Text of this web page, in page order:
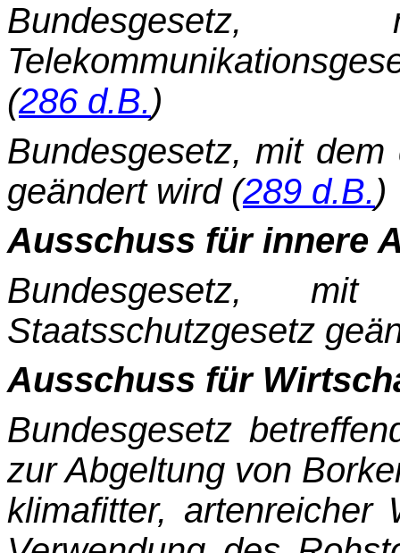
(286 d.B.)
Bundesgesetz, mit
geändert wird (289 d.B.)
Ausschuss für innere
Bundesgesetz,
Staatsschutzgesetz
Ausschuss für
Bundesgesetz
zur Abgeltung von
klimafitter,